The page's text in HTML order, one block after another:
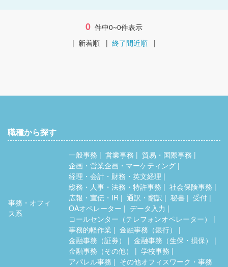
0 件中0~0件表示
| 新着順 | 終了間近順 |
職種から探す
事務・オフィ
ス系
一般事務 営業事務
貿易・国際事務
企画・営業企画・マーケティング
経理・会計・財務・英文経理
総務・人事・法務・特許事務
社会保険事務
広報・宣伝・IR
通訳・翻訳 秘書
受付
OAオペレーター
データ入力
コールセンター（テレフォンオペレーター）
事務的軽作業
金融事務（銀行）
金融事務（証券）
金融事務（生保・損保）
金融事務（その他）
学校事務
アパレル事務
その他オフィスワーク・事務